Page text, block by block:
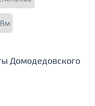
Ям
Домодедовского